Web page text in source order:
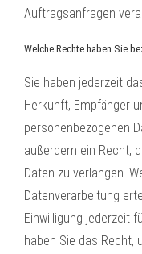
Auftragsanfragen
Welche Rechte haben Sie
Sie haben jederzeit
Herkunft, Empfänger
personenbezogenen
außerdem ein Recht,
Daten zu verlangen.
Datenverarbeitung
Einwilligung jederzeit
haben Sie das Recht,